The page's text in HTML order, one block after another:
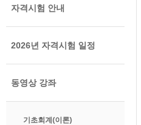
자격시험 안내
2026년 자격시험 일정
동영상 강좌
기초회계(이론)